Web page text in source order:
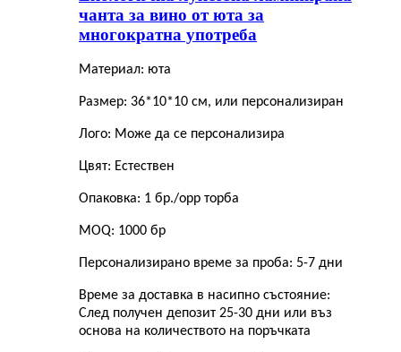
чанта за вино от юта за
многократна употреба
Материал: юта
Размер: 36*10*10 см, или персонализиран
Лого: Може да се персонализира
Цвят: Естествен
Опаковка: 1 бр./opp торба
MOQ: 1000 бр
Персонализирано време за проба: 5-7 дни
Време за доставка в насипно състояние:
След получен депозит 25-30 дни или въз
основа на количеството на поръчката